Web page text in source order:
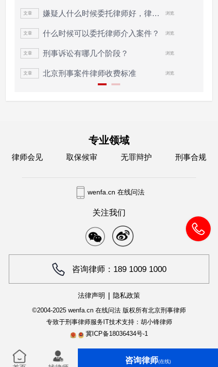
文章 嫌疑人什么时候委托律师好，律师可以做... 浏览
文章 什么时候可以委托律师介入案件？ 浏览
文章 刑事诉讼有哪几个阶段？ 浏览
文章 北京刑事案件律师收费标准 浏览
专业领域
律师会见 取保候审 无罪辩护 刑事合规
wenfa.cn 在线问法
关注我们
咨询律师：189 1009 1000
法律声明 隐私政策
©2004-2025 wenfa.cn 在线问法 版权所有北京刑事律师
专致于刑事律师服务IT技术支持：胡小锋律师
冀ICP备18036434号-1
咨询律师(在线)